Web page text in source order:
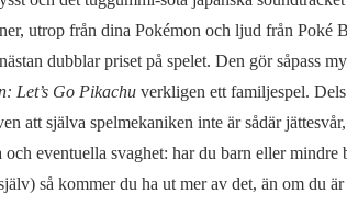
utrop från dina Pokémon och ljud från
dubblar priset på spelet. Den gör såpass
Let’s Go Pikachuverkligen ett familjespel.
att själva spelmekaniken inte är sådär
och eventuella svaghet: har du barn eller
så kommer du ha ut mer av det, än om du